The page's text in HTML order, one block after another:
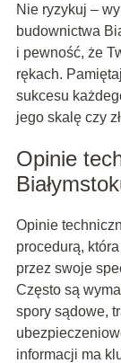
Nie ryzykuj –
budownictwa
i pewność, że
rękach.
sukcesu
jego skalę czy
Opinie
Opinie
procedurą,
przez swoje
Często są
spory sądowe,
informacji ma